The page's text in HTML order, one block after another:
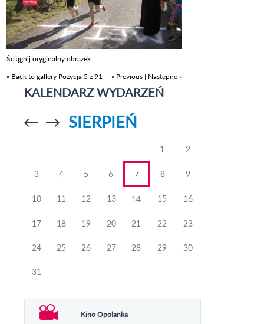
Ściągnij oryginalny obrazek
« Back to gallery Pozycja 5 z 91 « Previous | Następne »
KALENDARZ WYDARZEŃ
Przejdź doPrzejdź do
SIERPIEŃ
1 2
3 4 5 6 7 8 9
10 11 12 13 14 15 16
17 18 19 20 21 22 23
24 25 26 27 28 29 30
31
Kino Opolanka